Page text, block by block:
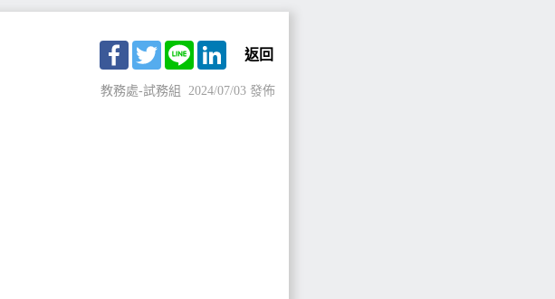
Facebook
TwitterLine LinkedIn
返回
教務處-試務組 2024/07/03 發佈